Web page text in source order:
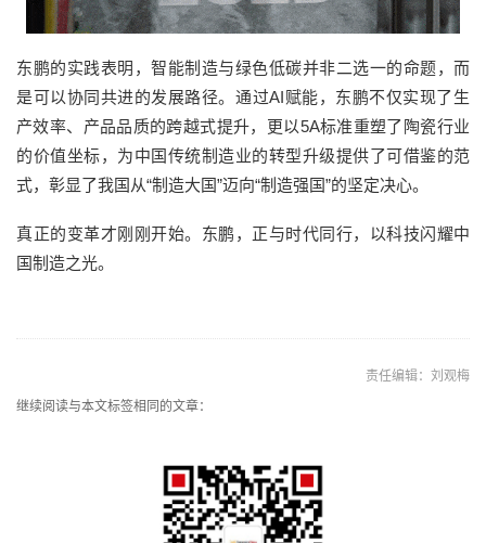
东鹏的实践表明， 智能制造与绿色低碳并非二选一的命题，而
是可以协同共进的发展路径。 通过AI赋能，东鹏不仅实现了生
产效率、产品品质的跨越式提升，更以5A标准重塑了陶瓷行业
的价值坐标，为中国传统制造业的转型升级提供了可借鉴的范
式，彰显了我国从“制造大国”迈向“制造强国”的坚定决心。
真正的变革才刚刚开始。东鹏，正与时代同行，以科技闪耀中
国制造之光。
责任编辑：刘观梅
继续阅读与本文标签相同的文章：